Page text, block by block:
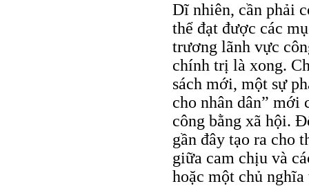
Dĩ nhiên, cần phải
thể đạt được các
trương lãnh vực
chính trị là xong.
sách mới, một sự
cho nhân dân” mới
công bằng xã hội.
gần đây tạo ra cho
giữa cam chịu và
hoặc một chủ